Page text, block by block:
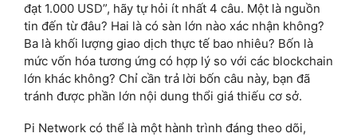
đạt 1.000 USD”, hãy tự hỏi ít nhất 4 câu. Một là nguồn
tin đến từ đâu? Hai là có sàn lớn nào xác nhận không?
Ba là khối lượng giao dịch thực tế bao nhiêu? Bốn là
mức vốn hóa tương ứng có hợp lý so với các blockchain
lớn khác không? Chỉ cần trả lời bốn câu này, bạn đã
tránh được phần lớn nội dung thổi giá thiếu cơ sở.
Pi Network có thể là một hành trình đáng theo dõi,